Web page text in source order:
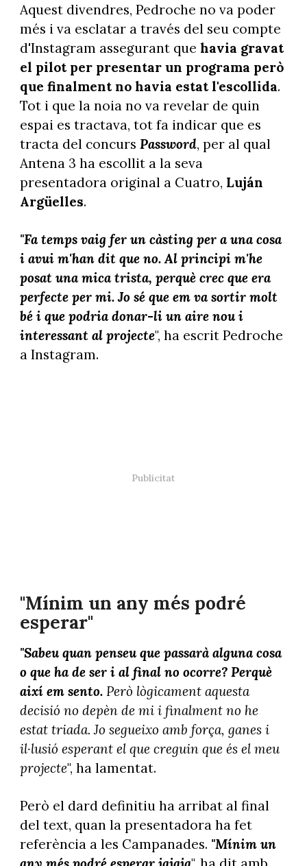
Aquest divendres, Pedroche no va poder
més i va esclatar a través del seu compte
d'Instagram assegurant que havia gravat
el pilot per presentar un programa però
que finalment no havia estat l'escollida.
Tot i que la noia no va revelar de quin
espai es tractava, tot fa indicar que es
tracta del concurs Password, per al qual
Antena 3 ha escollit a la seva
presentadora original a Cuatro, Luján
Argüelles.
"Fa temps vaig fer un càsting per a una cosa
i avui m'han dit que no. Al principi m'he
posat una mica trista, perquè crec que era
perfecte per mi. Jo sé que em va sortir molt
bé i que podria donar-li un aire nou i
interessant al projecte", ha escrit Pedroche
a Instagram.
"Mínim un any més podré
esperar"
"Sabeu quan penseu que passarà alguna cosa
o que ha de ser i al final no ocorre? Perquè
així em sento. Però lògicament aquesta
decisió no depèn de mi i finalment no he
estat triada. Jo segueixo amb força, ganes i
il·lusió esperant el que creguin que és el meu
projecte", ha lamentat.
Però el dard definitiu ha arribat al final
del text, quan la presentadora ha fet
referència a les Campanades. "Mínim un